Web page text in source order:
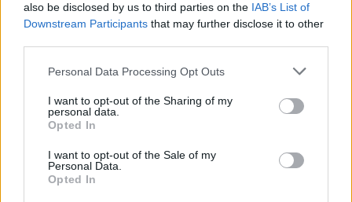
also be disclosed by us to third parties on the IAB’s List of
Downstream Participants that may further disclose it to other
Personal Data Processing Opt Outs
I want to opt-out of the Sharing of my
personal data.
Opted In
I want to opt-out of the Sale of my
Personal Data.
Opted In
Eladó adatai
Aukciósház
Cím: Müller Márta
Nagyházi Galéria és Aukciósház
Telefon: +361 475 6000 +361